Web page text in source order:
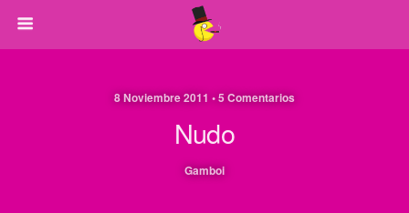
8 Noviembre 2011 • 5 Comentarios
Nudo
Gamboi